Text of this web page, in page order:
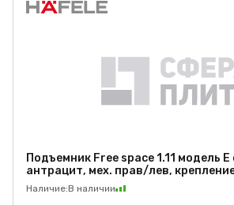
Подъемник Free space 1.11 модель
антрацит, мех. прав/лев,
Наличие:В наличии